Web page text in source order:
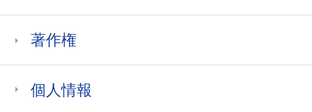
著作権
個人情報